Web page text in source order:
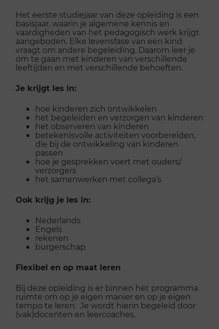
Het eerste studiejaar van deze opleiding is een
basisjaar, waarin je algemene kennis en
vaardigheden van het pedagogisch werk krijgt
aangeboden. Elke levensfase van een kind
vraagt om andere begeleiding. Daarom leer je
om te gaan met kinderen van verschillende
leeftijden en met verschillende behoeften.
Je krijgt les in:
hoe kinderen zich ontwikkelen
het begeleiden en verzorgen van kinderen
het observeren van kinderen
betekenisvolle activiteiten voorbereiden,
die bij de ontwikkeling van kinderen
passen
hoe je gesprekken voert met ouders/
verzorgers
het samenwerken met collega’s
Ook krijg je les in:
Nederlands
Engels
rekenen
burgerschap
Flexibel en op maat leren
Bij deze opleiding is er binnen het programma
ruimte om op je eigen manier en op je eigen
tempo te leren. Je wordt hierin begeleid door
(vak)docenten en leercoaches.